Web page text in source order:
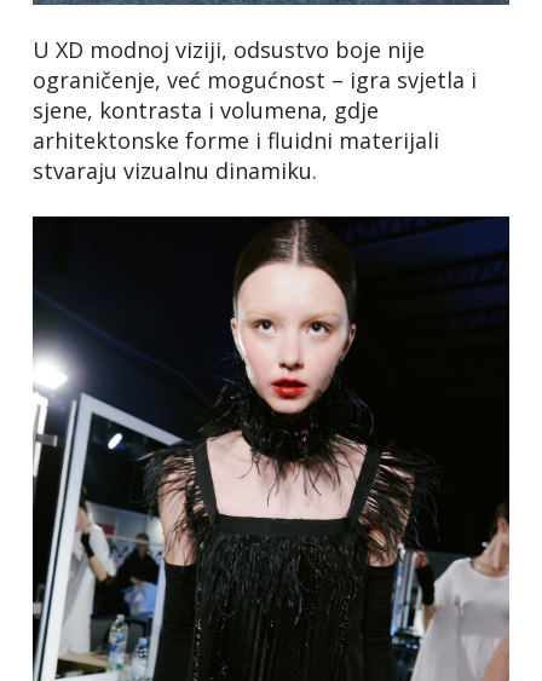
U XD modnoj viziji, odsustvo boje nije
ograničenje, već mogućnost – igra svjetla i
sjene, kontrasta i volumena, gdje
arhitektonske forme i fluidni materijali
stvaraju vizualnu dinamiku.